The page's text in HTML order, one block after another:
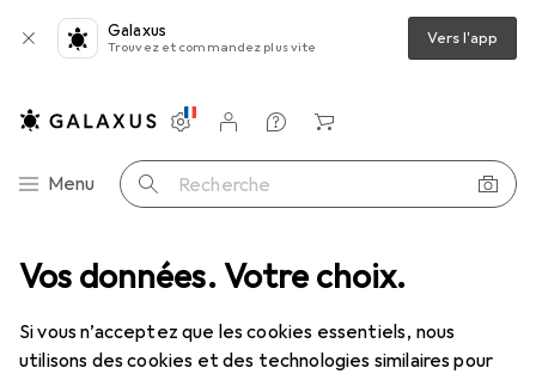
Vos données. Votre choix.
Si vous n’acceptez que les cookies essentiels, nous
utilisons des cookies et des technologies similaires pour
Galaxus
Trouvez et commandez plus vite Vers l'app
Navigation par catégorie
Menu Recherche
Paramètres
Compte client
Listes de comparaison
Listes d'envies
Panier
Composants PC Stockage SSD